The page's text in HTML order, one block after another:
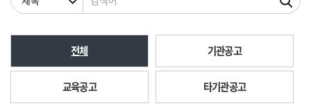
전체 기관공고
교육공고 타기관공고